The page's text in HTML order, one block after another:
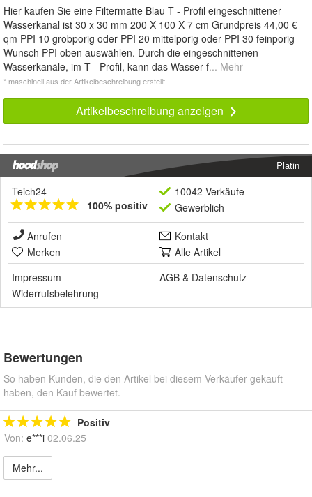
Hier kaufen Sie eine Filtermatte Blau T - Profil eingeschnittener
Wasserkanal ist 30 x 30 mm 200 X 100 X 7 cm Grundpreis 44,00 €
qm PPI 10 grobporig oder PPI 20 mittelporig oder PPI 30 feinporig
Wunsch PPI oben auswählen. Durch die eingeschnittenen
Wasserkanäle, im T - Profil, kann das Wasser f... Mehr
* maschinell aus der Artikelbeschreibung erstellt
Artikelbeschreibung anzeigen
Platin
Teich24
100% positiv
10042 Verkäufe
Gewerblich
Anrufen
Kontakt
Merken
Alle Artikel
Impressum
AGB & Datenschutz
Widerrufsbelehrung
Bewertungen
So haben Kunden, die den Artikel bei diesem Verkäufer gekauft
haben, den Kauf bewertet.
Positiv
Von: e***i 02.06.25
Mehr...